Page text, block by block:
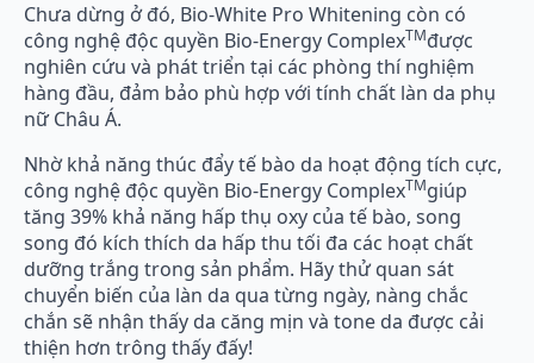
Chưa dừng ở đó, Bio-White Pro Whitening còn có
công nghệ độc quyền Bio-Energy ComplexTMđược
nghiên cứu và phát triển tại các phòng thí nghiệm
hàng đầu, đảm bảo phù hợp với tính chất làn da phụ
nữ Châu Á.
Nhờ khả năng thúc đẩy tế bào da hoạt động tích cực,
công nghệ độc quyền Bio-Energy ComplexTMgiúp
tăng 39% khả năng hấp thụ oxy của tế bào, song
song đó kích thích da hấp thu tối đa các hoạt chất
dưỡng trắng trong sản phẩm. Hãy thử quan sát
chuyển biến của làn da qua từng ngày, nàng chắc
chắn sẽ nhận thấy da căng mịn và tone da được cải
thiện hơn trông thấy đấy!